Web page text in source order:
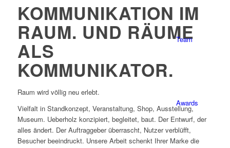
Team
Awards
KOMMUNIKATION IM
RAUM. UND RÄUME
ALS
KOMMUNIKATOR.
Raum wird völlig neu erlebt.
Vielfalt in Standkonzept, Veranstaltung, Shop, Ausstellung,
Museum. Ueberholz konzipiert, begleitet, baut. Der Entwurf, der
alles ändert. Der Auftraggeber überrascht, Nutzer verblüfft,
Besucher beeindruckt. Unsere Arbeit schenkt Ihrer Marke die